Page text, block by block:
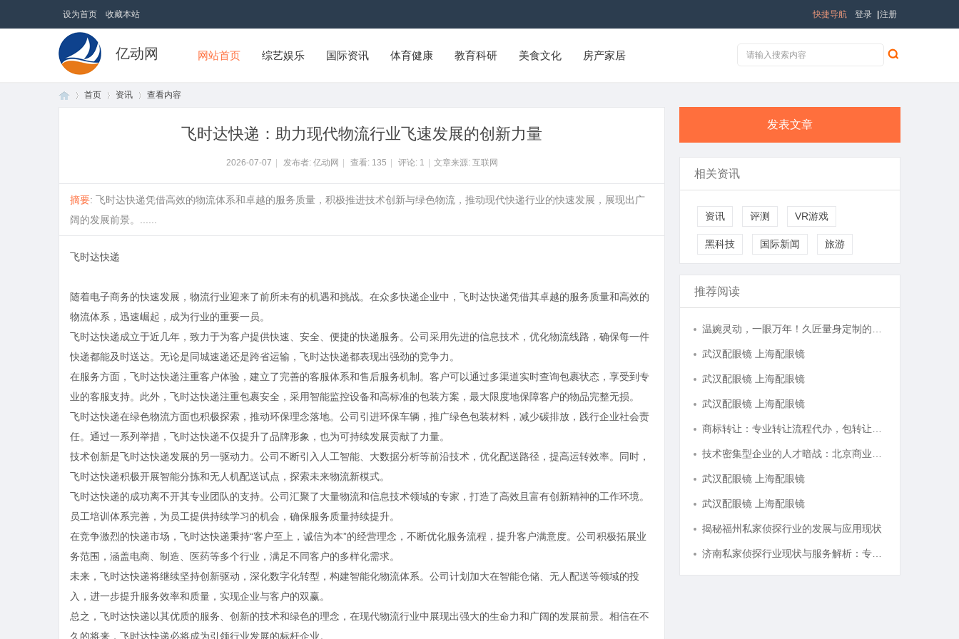
设为首页 收藏本站 登录 注册
快捷导航
亿动网 网站首页 综艺娱乐 国际资讯 体育健康 教育科研 美食文化 房产家居
首页 资讯 查看内容
飞时达快递：助力现代物流行业飞速发展的创新力量
2026-07-07 发布者: 亿动网 查看: 135 评论: 1 文章来源: 互联网
摘要: 飞时达快递凭借高效的物流体系和卓越的服务质量，积极推进技术创新与绿色物流，推动现代快递行业的快速发展，展现出广
阔的发展前景。......
飞时达快递
随着电子商务的快速发展，物流行业迎来了前所未有的机遇和挑战。在众多快递企业中，飞时达快递凭借其卓越的服务质量和高效的
物流体系，迅速崛起，成为行业的重要一员。
飞时达快递成立于近几年，致力于为客户提供快速、安全、便捷的快递服务。公司采用先进的信息技术，优化物流线路，确保每一件
快递都能及时送达。无论是同城速递还是跨省运输，飞时达快递都表现出强劲的竞争力。
在服务方面，飞时达快递注重客户体验，建立了完善的客服体系和售后服务机制。客户可以通过多渠道实时查询包裹状态，享受到专
业的客服支持。此外，飞时达快递注重包裹安全，采用智能监控设备和高标准的包装方案，最大限度地保障客户的物品完整无损。
飞时达快递在绿色物流方面也积极探索，推动环保理念落地。公司引进环保车辆，推广绿色包装材料，减少碳排放，践行企业社会责
任。通过一系列举措，飞时达快递不仅提升了品牌形象，也为可持续发展贡献了力量。
技术创新是飞时达快递发展的另一驱动力。公司不断引入人工智能、大数据分析等前沿技术，优化配送路径，提高运转效率。同时，
飞时达快递积极开展智能分拣和无人机配送试点，探索未来物流新模式。
飞时达快递的成功离不开其专业团队的支持。公司汇聚了大量物流和信息技术领域的专家，打造了高效且富有创新精神的工作环境。
员工培训体系完善，为员工提供持续学习的机会，确保服务质量持续提升。
在竞争激烈的快递市场，飞时达快递秉持“客户至上，诚信为本”的经营理念，不断优化服务流程，提升客户满意度。公司积极拓展业
务范围，涵盖电商、制造、医药等多个行业，满足不同客户的多样化需求。
未来，飞时达快递将继续坚持创新驱动，深化数字化转型，构建智能化物流体系。公司计划加大在智能仓储、无人配送等领域的投
入，进一步提升服务效率和质量，实现企业与客户的双赢。
总之，飞时达快递以其优质的服务、创新的技术和绿色的理念，在现代物流行业中展现出强大的生命力和广阔的发展前景。相信在不
久的将来，飞时达快递必将成为引领行业发展的标杆企业。
发表文章
相关资讯
资讯 评测 VR游戏
黑科技 国际新闻 旅游
推荐阅读
武汉配眼镜 上海配眼镜
武汉配眼镜 上海配眼镜
武汉配眼镜 上海配眼镜
武汉配眼镜 上海配眼镜
武汉配眼镜 上海配眼镜
揭秘福州私家侦探行业的发展与应用现状